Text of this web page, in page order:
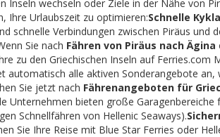
wechseln oder Ziele in der Nähe von
Ihre Urlaubszeit zu optimieren:Schnelle
schnelle Verbindungen zwischen Piräus und
Sie nach Fähren von Piräus nach Ägina
zu den Griechischen Inseln auf Ferries.com
automatisch alle aktiven Sonderangebote an,
Sie jetzt nach Fährenangeboten für
Unternehmen bieten große
Schnellfähren von Hellenic Seaways).
Sie Ihre Reise mit Blue Star Ferries oder